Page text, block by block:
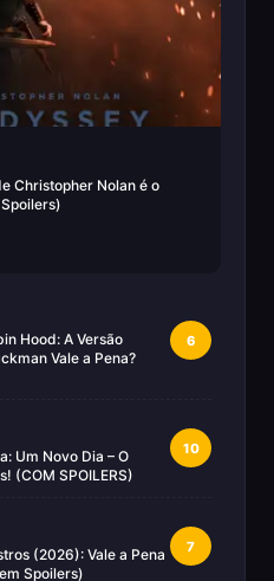
Christopher Nolan é o
Hood: A Versão
Vale a Pena?
6
Um Novo Dia – O
(COM SPOILERS)
10
(2026): Vale a Pena
Spoilers)
7